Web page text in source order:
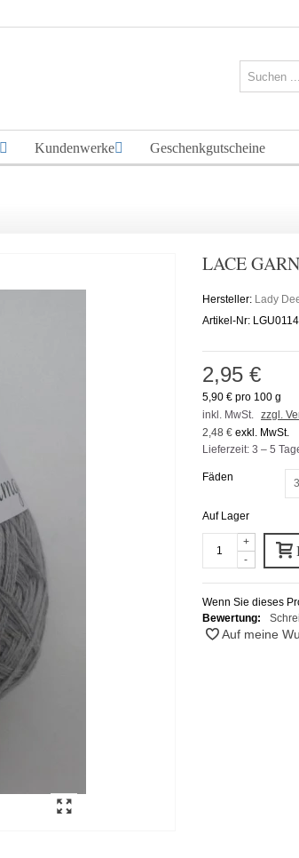
Kundenwerke Geschenkgutscheine
LACE
Hersteller: Lady
Artikel-Nr:
2,95 €
5,90 €pro 100 g
inkl. MwSt. zzgl.
2,48 € exkl. MwSt.
Lieferzeit: 3 – 5
Fäden
Auf Lager
-
+
Wenn Sie dieses
Bewertung:
Auf meine